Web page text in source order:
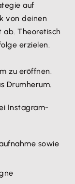
auf
von deinen
ab. Theoretisch
erzielen.
zu eröffnen.
Drumherum.
Instagram-
sowie